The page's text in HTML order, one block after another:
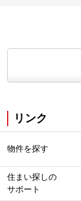
リンク
物件を探す
住まい探しの
サポート